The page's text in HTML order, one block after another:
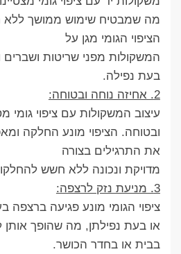
מה שמבטיח שימוש ממושך ללא
הציפוי הגומי מגן על
המשקולות מפני שריטות ושברים
בעת נפילה.
2. אחיזה נוחה ובטוחה:
עיצוב המשקולות עם ציפוי גומי
ובטוחה. הציפוי מונע החלקה
את התרגילים בצורה
מדויקת ונכונה ללא חשש
3. מניעת נזק לרצפה:
ציפוי הגומי מונע פגיעה
או בעת נפילתן, מה שהופך אותן
בבית או בחדר הכושר.